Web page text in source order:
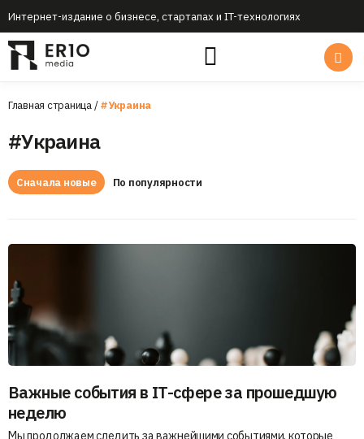
Интернет-издание о бизнесе, стартапах и IT-технологиях
Главная страница/#Украина
#Украина
Сначала новые По популярности
Важные события в IT-сфере за прошедшую
неделю
Мы продолжаем следить за важнейшими событиями, которые